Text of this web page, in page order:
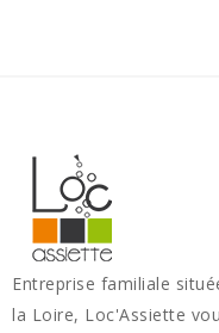
Entreprise familiale
la Loire, Loc'Assiette